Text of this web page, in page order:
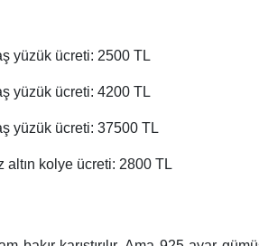
yüzük ücreti: 2500 TL
yüzük ücreti: 4200 TL
yüzük ücreti: 37500 TL
altın kolye ücreti: 2800 TL